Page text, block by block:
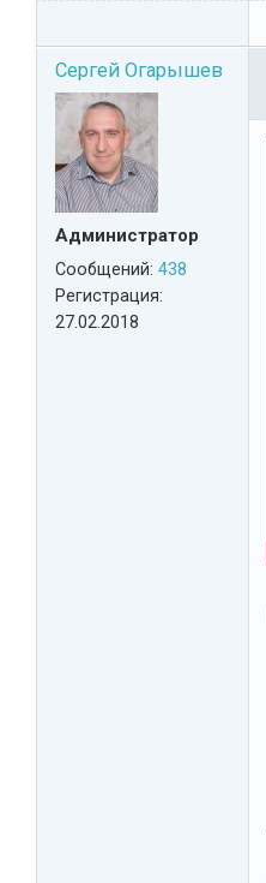
Сергей Огарышев
Администратор
Сообщений: 438
Регистрация:
27.02.2018